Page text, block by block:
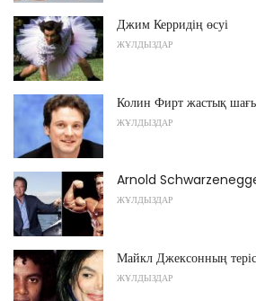
Джим Керридің өсуі
ЖҰЛДЫЗДАР
Колин Фирт жастық
ЖҰЛДЫЗДАР
Arnold
ЖҰЛДЫЗДАР
Майкл Джексонның
ЖҰЛДЫЗДАР